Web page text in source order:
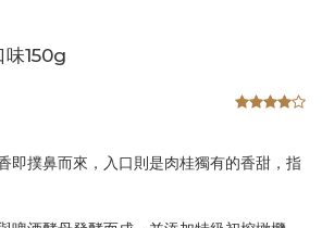
味150g
即撲鼻而來，入口則是肉桂獨有的香甜，指